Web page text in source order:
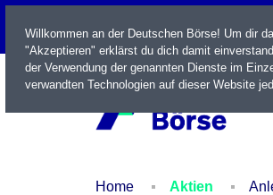
LIVE
Home Aktien
Willkommen an der Deutschen Börse! Um dir
"Akzeptieren" erklärst du dich damit
der Verwendung der genannten Dienste im
verwandten Technologien auf dieser Website